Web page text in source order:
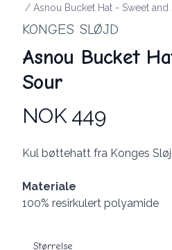
/ Asnou Bucket Hat - Sweet and
KONGES SLØJD
Asnou Bucket
Sour
Produktdetaljer
NOK 449
Description
Kul bøttehatt fra Konges
Materiale
100% resirkulert polyamide
Størrelse